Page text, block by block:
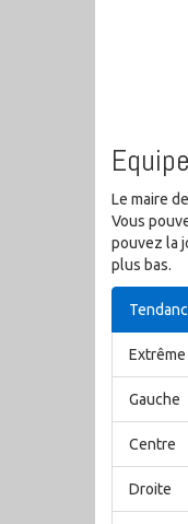
Le maire
Vous
pouvez la
plus bas.
Gauche
Centre
Droite